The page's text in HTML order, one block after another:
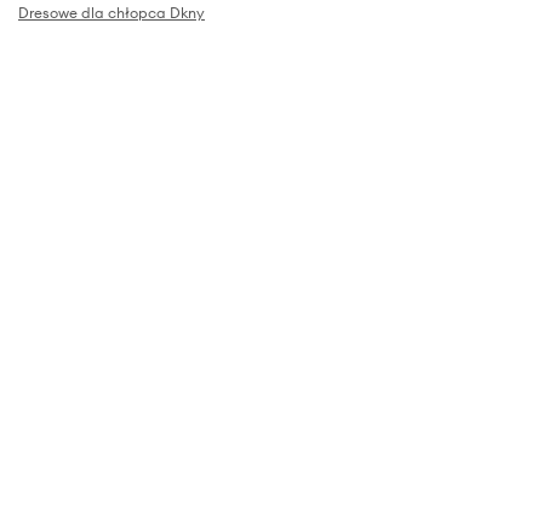
Dresowe dla chłopca Dkny